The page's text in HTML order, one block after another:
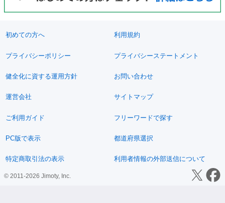
初めての方へ 利用規約
プライバシーポリシー プライバシーステートメント
健全化に資する運用方針 お問い合わせ
運営会社 サイトマップ
ご利用ガイド フリーワードで探す
PC版で表示 都道府県選択
特定商取引法の表示 利用者情報の外部送信について
© 2011-2026 Jimoty, Inc.